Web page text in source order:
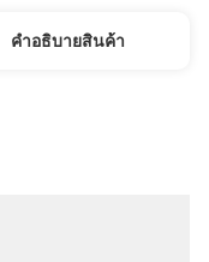
คําอธิบายสินค้า